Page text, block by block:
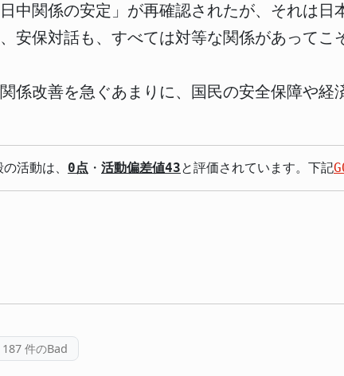
中関係の安定」が再確認されたが、それは
安保対話も、すべては対等な関係があってこ
係改善を急ぐあまりに、国民の安全保障や
活動は、 0点 ・ 活動偏差値43と評価されています。下記
187 件のBad